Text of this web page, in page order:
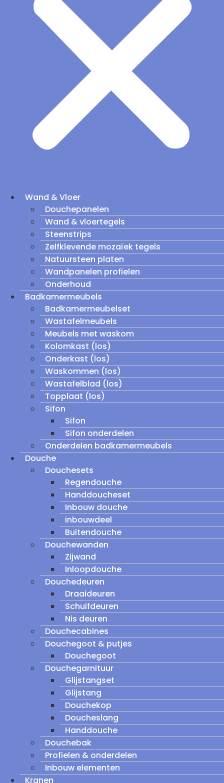
Wand & Vloer
Douchepanelen
Wand & vloertegels
Steenstrips
Zelfklevende mozaïek tegels
Natuursteen platen
Wandpanelen profielen
Onderhoud
Badkamermeubels
Badkamermeubelset
Wastafelmeubels
Meubels met waskom
Kolomkast (los)
Onderkast (los)
Waskommen (los)
Wastafelblad (los)
Topplaat (los)
Sifon
Sifon
Sifon onderdelen
Onderdelen badkamermeubels
Douche
Douchesets
Regendouche
Handdoucheset
Inbouw douche
inbouwdeel
Buitendouche
Douchewanden
Zijwand
Inloopdouche
Douchedeuren
Draaideuren
Schuifdeuren
Nis deuren
Douchecabines
Douchegoot & putjes
Douchegoot
Douchegarnituur
Glijstangset
Glijstang
Douchekop
Doucheslang
Handdouche
Douchebak
Profielen & onderdelen
Inbouw elementen
Kranen